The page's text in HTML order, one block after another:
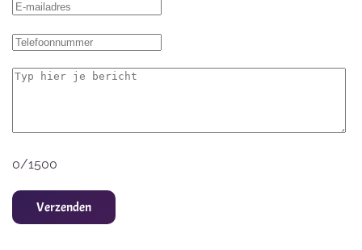
0/1500
Verzenden